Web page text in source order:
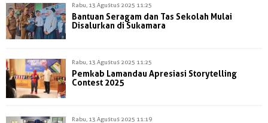
Rabu, 13 Agustus 2025 11:25
Bantuan Seragam dan Tas Sekolah Mulai
Disalurkan di Sukamara
Rabu, 13 Agustus 2025 11:25
Pemkab Lamandau Apresiasi Storytelling
Contest 2025
Rabu, 13 Agustus 2025 11:19